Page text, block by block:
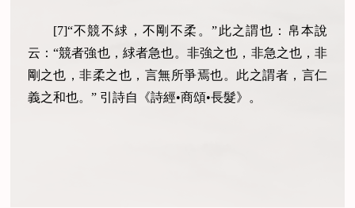
[7]“不競不絿，不剛不柔。”此之謂也：帛本說
云：“競者強也，絿者急也。非強之也，非急之也，非
剛之也，非柔之也，言無所爭焉也。此之謂者，言仁
義之和也。” 引詩自《詩經•商頌•長髮》。